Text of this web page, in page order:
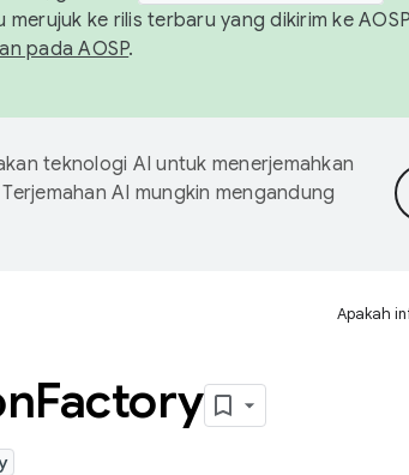
merujuk ke rilis terbaru yang dikirim ke
pada AOSP.
teknologi AI untuk menerjemahkan
AI mungkin mengandung
Apakah
Factory